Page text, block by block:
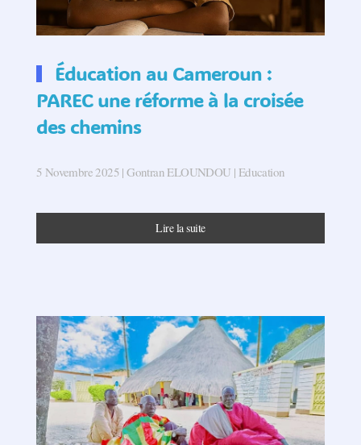
Éducation au Cameroun :
PAREC une réforme à la croisée
des chemins
5 Novembre 2025 | Gontran ELOUNDOU | Education
Lire la suite